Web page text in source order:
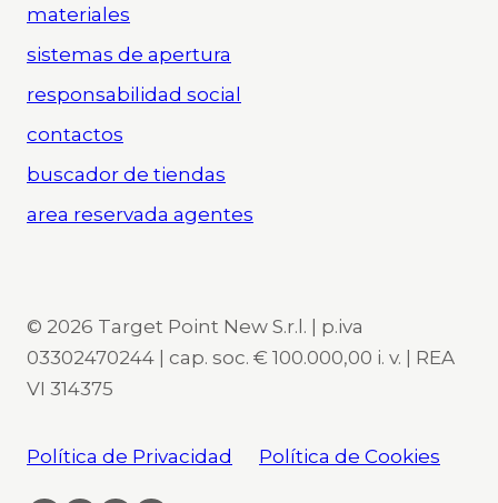
materiales
sistemas de apertura
responsabilidad social
contactos
buscador de tiendas
area reservada agentes
© 2026 Target Point New S.r.l. | p.iva
03302470244 | cap. soc. € 100.000,00 i. v. | REA
VI 314375
Política de Privacidad Política de Cookies